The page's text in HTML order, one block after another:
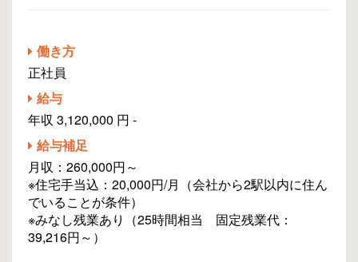
働き方
正社員
給与
年収 3,120,000 円 -
給与補足
月収：260,000円～
※住宅手当込：20,000円/月（会社から2駅以内に住ん
でいることが条件）
※みなし残業あり（25時間相当 固定残業代：
39,216円～）